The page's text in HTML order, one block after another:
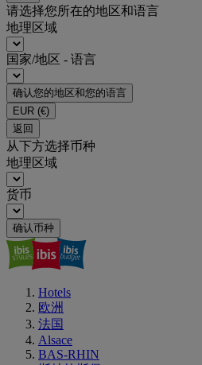
请选择您所在的地区和语言
地理区域
国家/地区 - 语言
确认您的地区和您的语言
EUR (€)
返回
从下方选择币种
地理区域
货币
确认币种
Hotels
欧洲
法国
Alsace
BAS-RHIN